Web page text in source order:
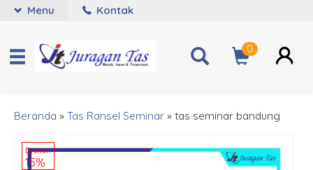
Menu Kontak
0
Beranda » Tas Ransel Seminar » tas seminar bandung
Diskon
15%